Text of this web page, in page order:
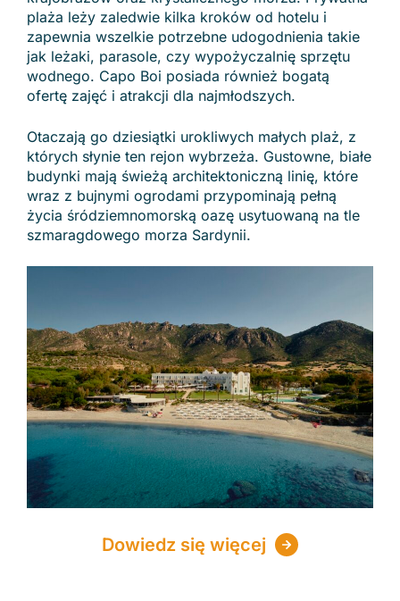
plaża leży zaledwie kilka kroków od hotelu i
zapewnia wszelkie potrzebne udogodnienia takie
jak leżaki, parasole, czy wypożyczalnię sprzętu
wodnego. Capo Boi posiada również bogatą
ofertę zajęć i atrakcji dla najmłodszych.
Otaczają go dziesiątki urokliwych małych plaż, z
których słynie ten rejon wybrzeża. Gustowne, białe
budynki mają świeżą architektoniczną linię, które
wraz z bujnymi ogrodami przypominają pełną
życia śródziemnomorską oazę usytuowaną na tle
szmaragdowego morza Sardynii.
Dowiedz się więcej